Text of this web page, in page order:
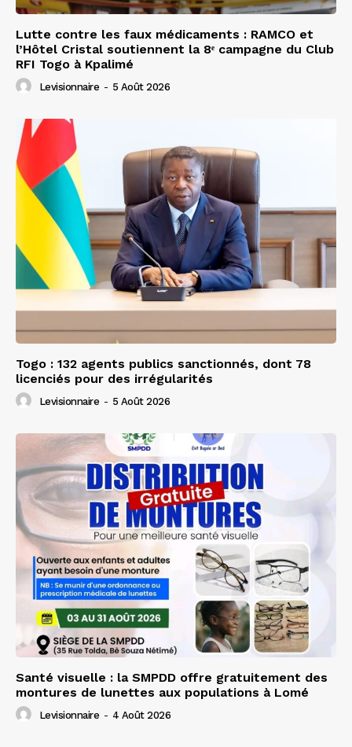
Lutte contre les faux médicaments : RAMCO et
l’Hôtel Cristal soutiennent la 8ᵉ campagne du Club
RFI Togo à Kpalimé
Levisionnaire - 5 Août 2026
Togo : 132 agents publics sanctionnés, dont 78
licenciés pour des irrégularités
Levisionnaire - 5 Août 2026
Santé visuelle : la SMPDD offre gratuitement des
montures de lunettes aux populations à Lomé
Levisionnaire - 4 Août 2026